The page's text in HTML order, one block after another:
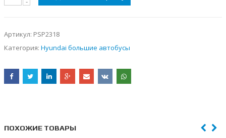
Артикул: PSP2318
Категория: Hyundai большие автобусы
ПОХОЖИЕ ТОВАРЫ